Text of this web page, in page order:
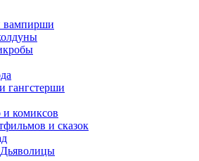
гангстерши
и комиксов
и сказок